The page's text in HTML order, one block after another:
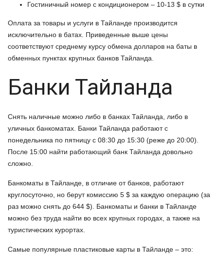
Гостиничный номер с кондиционером – 10-13 $ в сутки
Оплата за товары и услуги в Тайланде производится
исключительно в батах. Приведенные выше цены
соответствуют среднему курсу обмена долларов на баты в
обменных пунктах крупных банков Тайланда.
Банки Тайланда
Снять наличные можно либо в банках Тайланда, либо в
уличных банкоматах. Банки Тайланда работают с
понедельника по пятницу с 08:30 до 15:30 (реже до 20:00).
После 15:00 найти работающий банк Тайланда довольно
сложно.
Банкоматы в Тайланде, в отличие от банков, работают
круглосуточно, но берут комиссию 5 $ за каждую операцию (за
раз можно снять до 644 $). Банкоматы и банки в Тайланде
можно без труда найти во всех крупных городах, а также на
туристических курортах.
Самые популярные пластиковые карты в Тайланде – это: